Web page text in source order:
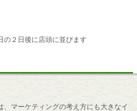
２日後に店頭に並びます
マーケティングの考え方にも大きなイ